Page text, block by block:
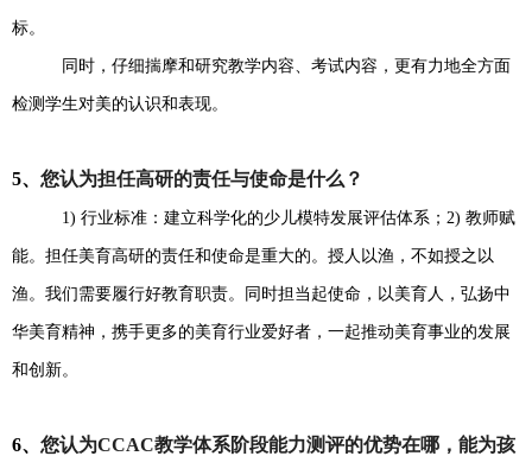
标。
同时，仔细揣摩和研究教学内容、考试内容，更有力地全方面
检测学生对美的认识和表现。
5、 您认为担任高研的责任与使命是什么 ？
1) 行业标准：建立科学化的少儿模特发展评估体系；2) 教师赋
能。担任美育高研的责任和使命是重大的。授人以渔，不如授之以
渔。我们需要履行好教育职责。同时担当起使命，以美育人，弘扬中
华美育精神，携手更多的美育行业爱好者，一起推动美育事业的发展
和创新。
6、 您认为CCAC教学体系阶段能力测评的优势在哪，能为孩